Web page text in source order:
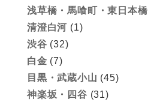
浅草橋・馬喰町・東日本橋
清澄白河 (1)
渋谷 (32)
白金 (7)
目黒・武蔵小山 (45)
神楽坂・四谷 (31)